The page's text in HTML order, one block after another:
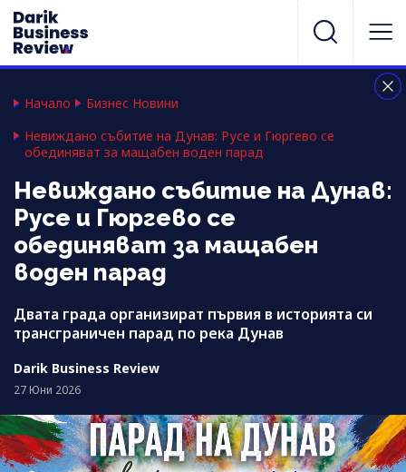
Начало
Бизнес Новини
Невиждано събитие на Дунав: Русе и Гюргево се
обединяват за мащабен воден парад
Невиждано събитие на Дунав:
Русе и Гюргево се
обединяват за мащабен
воден парад
Двата града организират първия в историята си
трансграничен парад по река Дунав
Darik Business Review
27 Юни 2026